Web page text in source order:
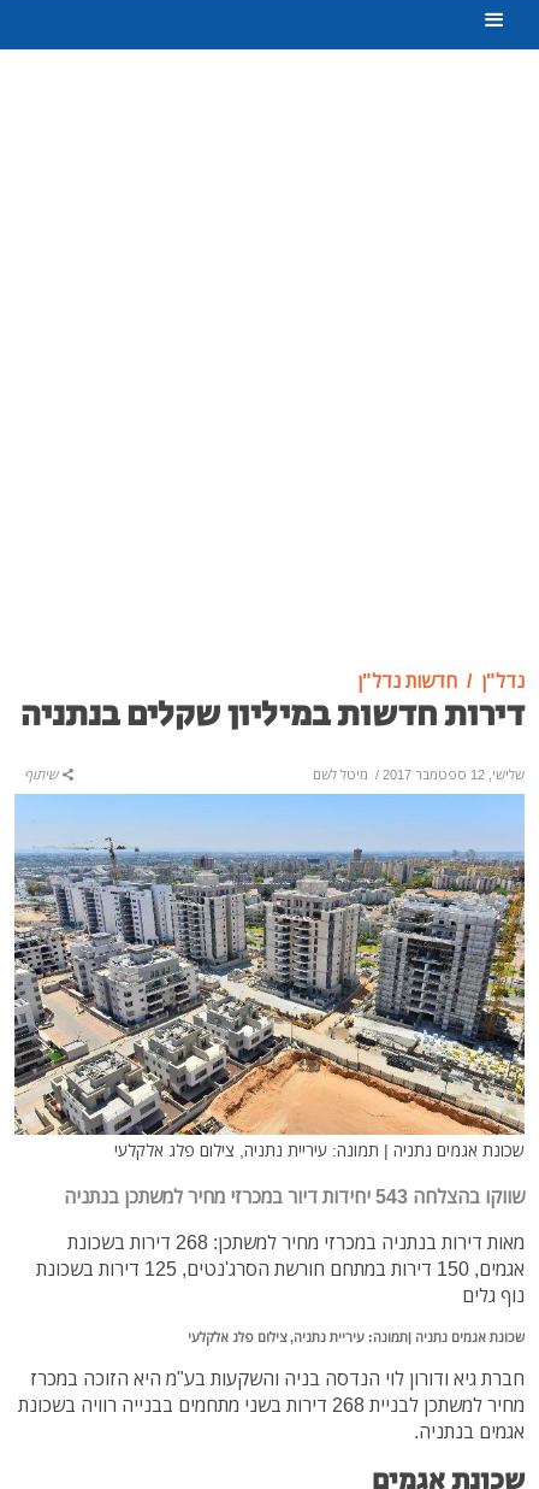
נדל"ן חדשות נדל"ן
דירות חדשות במיליון שקלים בנתניה
שלישי, 12 ספטמבר 2017 / מיטל לשם שיתוף
שכונת אגמים נתניה | תמונה: עיריית נתניה, צילום פלג אלקלעי
שווקו בהצלחה 543 יחידות דיור במכרזי מחיר למשתכן בנתניה
מאות דירות בנתניה במכרזי מחיר למשתכן: 268 דירות בשכונת
אגמים, 150 דירות במתחם חורשת הסרג'נטים, 125 דירות בשכונת
נוף גלים
שכונת אגמים נתניה |תמונה: עיריית נתניה, צילום פלג אלקלעי
חברת גיא ודורון לוי הנדסה בניה והשקעות בע"מ היא הזוכה במכרז
מחיר למשתכן לבניית 268 דירות בשני מתחמים בבנייה רוויה בשכונת
אגמים בנתניה.
שכונת אגמים